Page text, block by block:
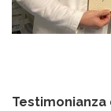
Testimonianza